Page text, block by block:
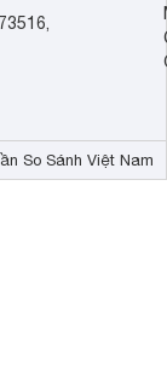
So Sánh Việt Nam